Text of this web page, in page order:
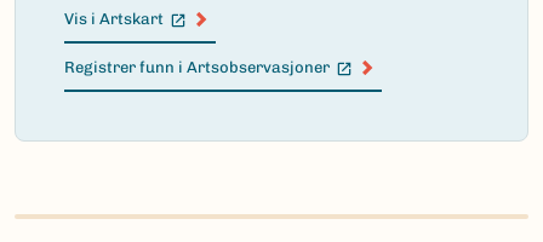
Vis i Artskart
(Ekstern lenke)
Registrer funn i Artsobservasjoner
(Ekstern lenke)
Failed
load